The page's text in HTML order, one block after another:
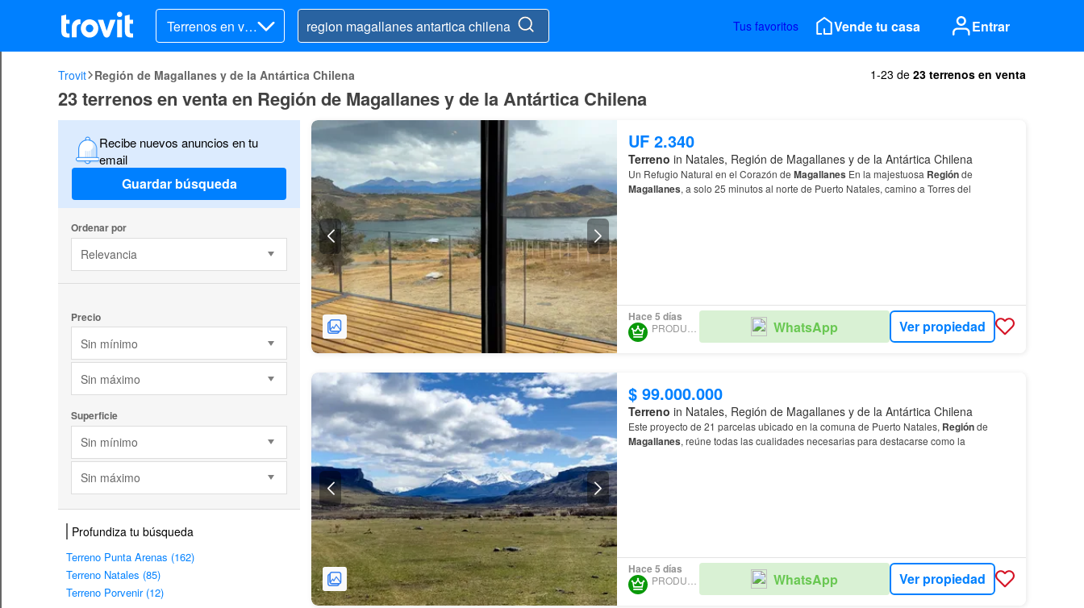
Terrenos en ve
nta
Tus favoritos Vende tu casa Entrar
Trovit Región de Magallanes y de la Antártica Chilena 1-23 de 23 terrenos en venta
23 terrenos en venta en Región de Magallanes y de la Antártica Chilena
Recibe nuevos anuncios en tu
email
Guardar búsqueda
Ordenar por
Relevancia
Precio
Sin mínimo
Sin máximo
Superficie
Sin mínimo
Sin máximo
Profundiza tu búsqueda
Terreno Punta Arenas (162)
Terreno Natales (85)
Terreno Porvenir (12)
UF 2.340
Terreno in Natales, Región de Magallanes y de la Antártica Chilena
Un Refugio Natural en el Corazón de Magallanes En la majestuosa Regiónde
Magallanes, a solo 25 minutos al norte de Puerto Natales, camino a Torres del
Hace 5 días
PRODUNCAN WhatsApp Ver propiedad
$ 99.000.000
Terreno in Natales, Región de Magallanes y de la Antártica Chilena
Este proyecto de 21 parcelas ubicado en la comuna de Puerto Natales, Regiónde
Magallanes, reúne todas las cualidades necesarias para destacarse como la
Hace 5 días
PRODUNCAN WhatsApp Ver propiedad